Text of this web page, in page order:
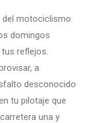
motociclismo.
domingos
reflejos.
a
desconocido
tu pilotaje que
una y